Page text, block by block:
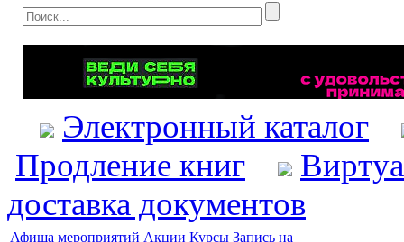
Электронный каталог
Продление книг
доставка документов
Афиша мероприятий Акции Курсы Запись на